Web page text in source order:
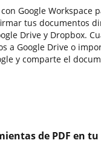
Google Workspace
tus documentos
Drive y Dropbox.
a Google Drive o
y comparte el
de PDF en